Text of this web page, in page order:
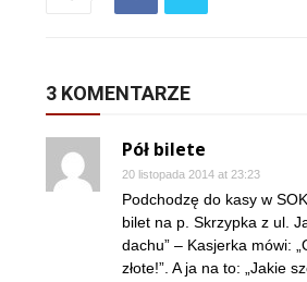
3 KOMENTARZE
Pół bilete
20 listopada 2014 at 23:23
Podchodzę do kasy w
bilet na p. Skrzypka z ul.
dachu” – Kasjerka mówi:
złote!”. A ja na to: „Jakie